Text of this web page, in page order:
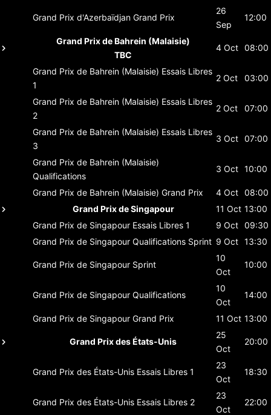
Grand Prix d'Azerbaïdjan Grand Prix
26
Sep
12:00
Grand Prix de Bahrein (Malaisie)
TBC
4 Oct 08:00
Grand Prix de Bahrein (Malaisie) Essais Libres
1
2 Oct 03:00
Grand Prix de Bahrein (Malaisie) Essais Libres
2
2 Oct 07:00
Grand Prix de Bahrein (Malaisie) Essais Libres
3
3 Oct 07:00
Grand Prix de Bahrein (Malaisie)
Qualifications
3 Oct 10:00
Grand Prix de Bahrein (Malaisie) Grand Prix 4 Oct 08:00
Grand Prix de Singapour
11 Oct 13:00
Grand Prix de Singapour Essais Libres 1 9 Oct 09:30
Grand Prix de Singapour Qualifications Sprint 9 Oct 13:30
Grand Prix de Singapour Sprint
10
Oct
10:00
Grand Prix de Singapour Qualifications
10
Oct
14:00
Grand Prix de Singapour Grand Prix 11 Oct 13:00
Grand Prix des États-Unis
25
Oct
20:00
Grand Prix des États-Unis Essais Libres 1
23
Oct
18:30
Grand Prix des États-Unis Essais Libres 2
23
Oct
22:00